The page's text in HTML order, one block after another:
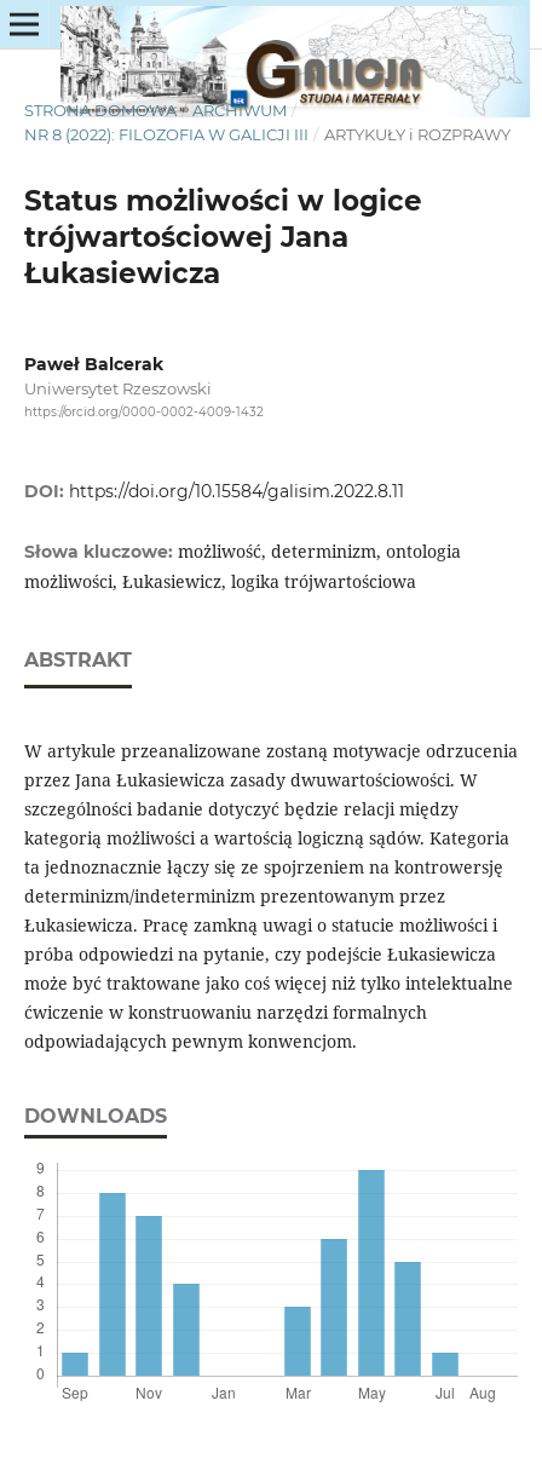
STRONA DOMOWA / ARCHIWUM /
NR 8 (2022): FILOZOFIA W GALICJI III / ARTYKUŁY i ROZPRAWY
Status możliwości w logice
trójwartościowej Jana
Łukasiewicza
Paweł Balcerak
Uniwersytet Rzeszowski
https://orcid.org/0000-0002-4009-1432
DOI: https://doi.org/10.15584/galisim.2022.8.11
Słowa kluczowe: możliwość, determinizm, ontologia
możliwości, Łukasiewicz, logika trójwartościowa
ABSTRAKT
W artykule przeanalizowane zostaną motywacje odrzucenia
przez Jana Łukasiewicza zasady dwuwartościowości. W
szczególności badanie dotyczyć będzie relacji między
kategorią możliwości a wartością logiczną sądów. Kategoria
ta jednoznacznie łączy się ze spojrzeniem na kontrowersję
determinizm/indeterminizm prezentowanym przez
Łukasiewicza. Pracę zamkną uwagi o statucie możliwości i
próba odpowiedzi na pytanie, czy podejście Łukasiewicza
może być traktowane jako coś więcej niż tylko intelektualne
ćwiczenie w konstruowaniu narzędzi formalnych
odpowiadających pewnym konwencjom.
DOWNLOADS